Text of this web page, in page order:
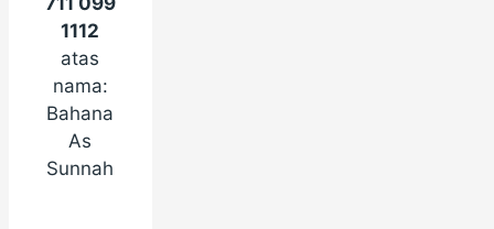
1112
atas
nama:
Bahana
As
Sunnah